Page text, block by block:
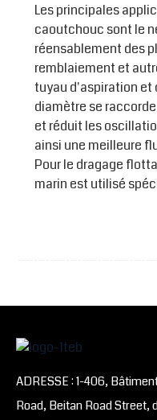
Les principales
caoutchouc sont le
réensablement des
remblaiement et
tuyau d'aspiration et
diamètre se
et réduit les
ainsi une meilleure
Pour le dragage
marin est utilisé
ADRESSE : 1-406,
Road, Beitan Road Street,